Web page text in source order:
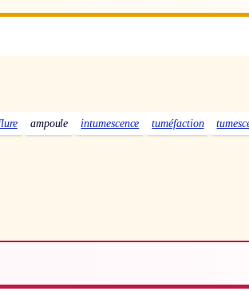
ampoule intumescence tuméfaction